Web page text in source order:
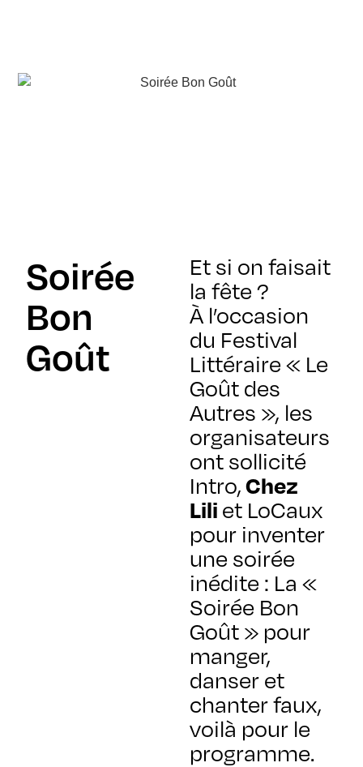
Soirée
Bon
Goût
Et si on faisait
la fête ?
À l’occasion
du Festival
Littéraire « Le
Goût des
Autres », les
organisateurs
ont sollicité
Intro,Chez
Lili et LoCaux
pour inventer
une soirée
inédite : La «
Soirée Bon
Goût » pour
manger,
danser et
chanter faux,
voilà pour le
programme.